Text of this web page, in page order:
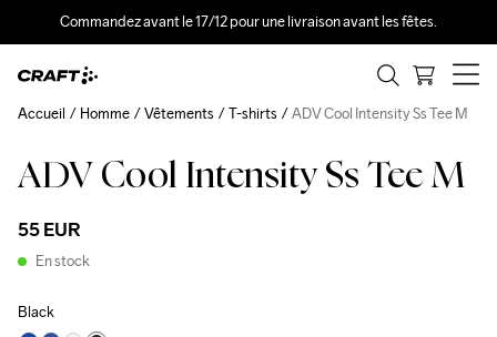
Commandez avant le 17/12 pour une livraison avant les fêtes.
ADV Cool Intensity Ss Tee M
55 EUR
En stock
Black
Accueil Homme Vêtements T-shirts ADV Cool Intensity Ss Tee M